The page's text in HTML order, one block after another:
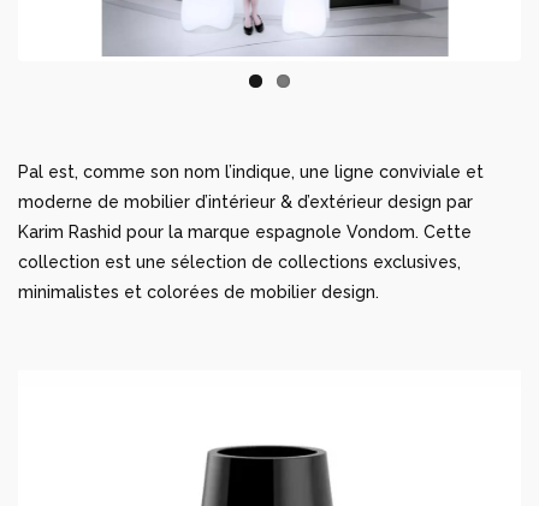
Pal est, comme son nom l’indique, une ligne conviviale et
moderne de mobilier d’intérieur & d’extérieur design par
Karim Rashid pour la marque espagnole Vondom. Cette
collection est une sélection de collections exclusives,
minimalistes et colorées de mobilier design.